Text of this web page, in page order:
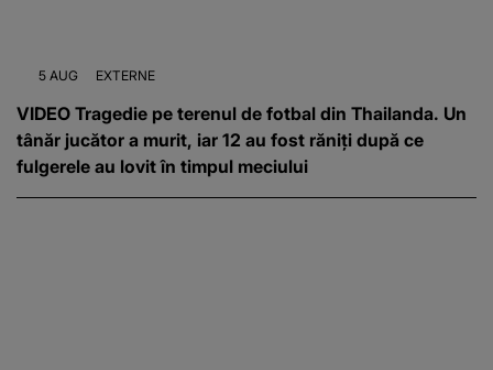
5 AUG EXTERNE
VIDEO Tragedie pe terenul de fotbal din Thailanda. Un
tânăr jucător a murit, iar 12 au fost răniți după ce
fulgerele au lovit în timpul meciului